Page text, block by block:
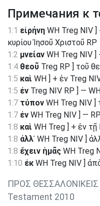
Примечания к
1:1 εἰρήνη WH Treg NIV
κυρίου Ἰησοῦ Χριστοῦ RP
1:2 μνείαν WH Treg NIV ]
1:4 θεοῦ Treg RP ] τοῦ
1:5 καὶ WH ] + ἐν Treg
1:5 ἐν Treg NIV RP ] — WH
1:7 τύπον WH Treg NIV ]
1:7 ἐν WH Treg NIV ] — RP
1:8 καὶ WH Treg ] + ἐν τῇ
1:8 ἀλλ᾽ WH Treg NIV ]
1:8 ἔχειν ἡμᾶς WH Treg
1:10 ἐκ WH Treg NIV ]
ΠΡΟΣ ΘΕΣΣΑΛΟΝΙΚΕΙΣ
Testament 2010